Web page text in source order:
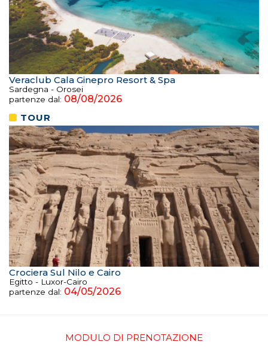
Veraclub Cala Ginepro Resort & Spa
Sardegna - Orosei
partenze dal: 08/08/2026
TOUR
Crociera Sul Nilo e Cairo
Egitto - Luxor-Cairo
partenze dal: 04/05/2026
MODULO DI PRENOTAZIONE